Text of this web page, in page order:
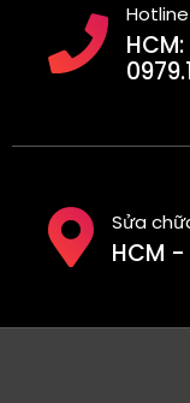
Hotline
Sửa
HCM -